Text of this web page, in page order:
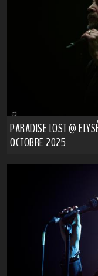
PARADISE LOST @
OCTOBRE 2025